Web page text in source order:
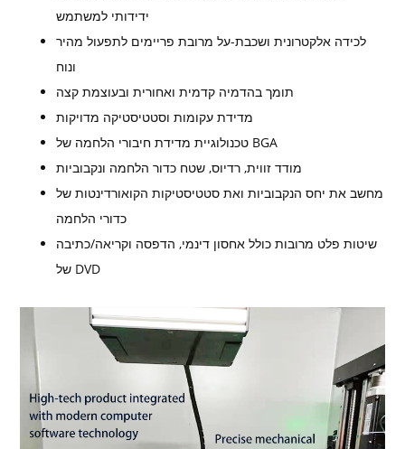
ידידותי למשתמש
לכידה אלקטרונית ושכבת-על מרובת פריימים לתפעול מהיר
ונוח
תומך בהדמיה קדמית ואחורית ובעוצמת קצה
מדידת עקומות וסטטיסטיקה מדויקות
טכנולוגיית מדידת חיבורי הלחמה של BGA
מודד זווית, רדיוס, שטח כדור הלחמה ונקבוביות
מחשב את יחס הנקבוביות ואת סטטיסטיקות הקואורדינטות של
כדורי הלחמה
שיטות פלט מרובות כולל אחסון דינמי, הדפסה וקריאה/כתיבה
של DVD